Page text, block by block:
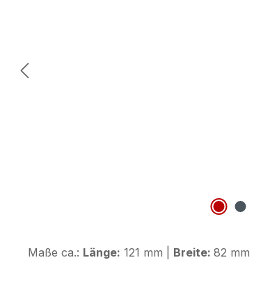
Maße ca.: Länge: 121 mm | Breite: 82 mm |